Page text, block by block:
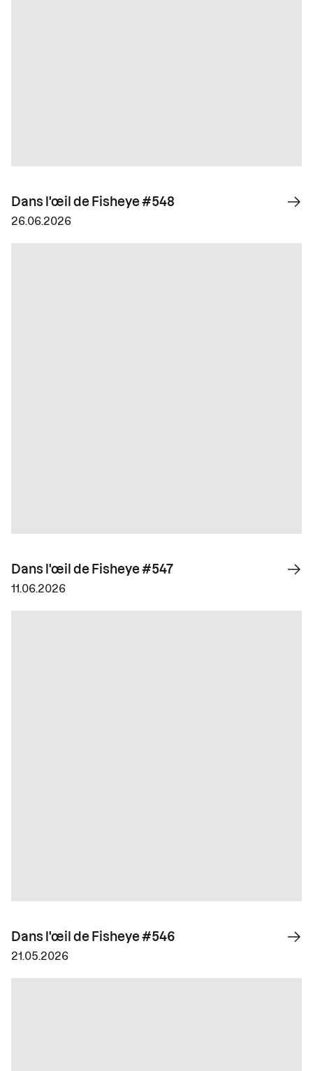
Dans l'œil de Fisheye #548
26.06.2026
Dans l'œil de Fisheye #547
11.06.2026
Dans l'œil de Fisheye #546
21.05.2026